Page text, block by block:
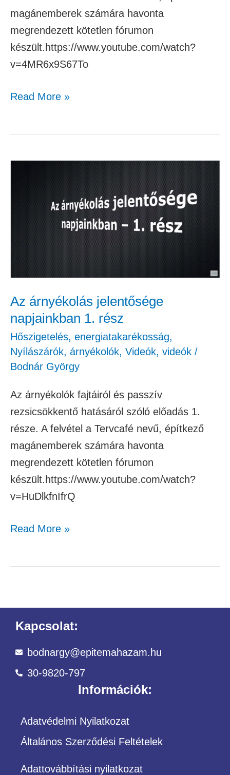
magánemberek számára havonta
megrendezett kötetlen fórumon
készült.https://www.youtube.com/watch?
v=4MR6x9S67To
Read More »
Az árnyékolás jelentősége
napjainkban 1. rész
Hőszigetelés, energiatakarékosság,
Nyílászárók, árnyékolók, Videók, videók /
Bodnár György
Az árnyékolók fajtáiról és passzív
rezsicsökkentő hatásáról szóló előadás 1.
része. A felvétel a Tervcafé nevű, építkező
magánemberek számára havonta
megrendezett kötetlen fórumon
készült.https://www.youtube.com/watch?
v=HuDlkfnIfrQ
árnyékolás
jelentősége
napjainkban
Read More »
Kapcsolat:
bodnargy@epitemahazam.hu
30-9820-797
Információk:
Adatvédelmi Nyilatkozat
Általános Szerződési Feltételek
Adattovábbítási nyilatkozat